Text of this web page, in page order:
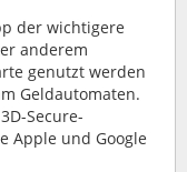
der wichtigere
anderem
genutzt werden
Geldautomaten.
Secure-
Apple und Google